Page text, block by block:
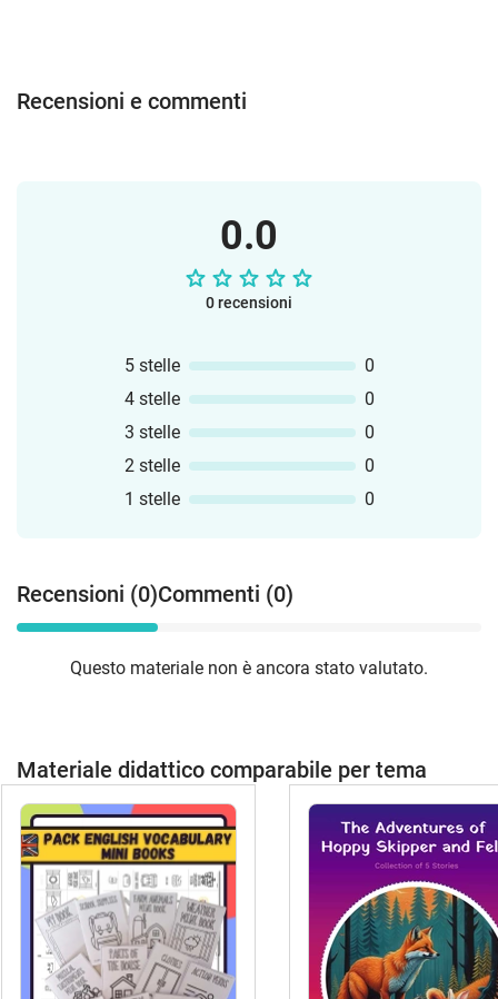
Recensioni e commenti
0.0
0 recensioni
5 stelle
0
4 stelle
0
3 stelle
0
2 stelle
0
1 stelle
0
Recensioni (0)Commenti (0)
Questo materiale non è ancora stato valutato.
Materiale didattico comparabile per tema